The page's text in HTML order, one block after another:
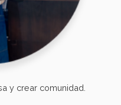
y crear comunidad.